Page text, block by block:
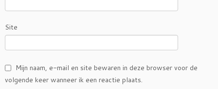
Site
Mijn naam, e-mail en site bewaren in deze browser voor de
volgende keer wanneer ik een reactie plaats.